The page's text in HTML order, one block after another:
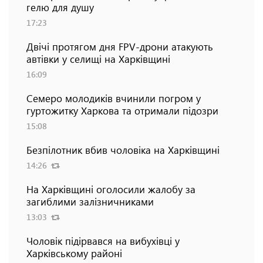
гелю для душу
17:23
Двічі протягом дня FPV-дрони атакують
автівки у селищі на Харківщині
16:09
Семеро молодиків вчинили погром у
гуртожитку Харкова та отримали підозри
15:08
Безпілотник вбив чоловіка на Харківщині
14:26
На Харківщині оголосили жалобу за
загиблими залізничниками
13:03
Чоловік підірвався на вибухівці у
Харківському районі